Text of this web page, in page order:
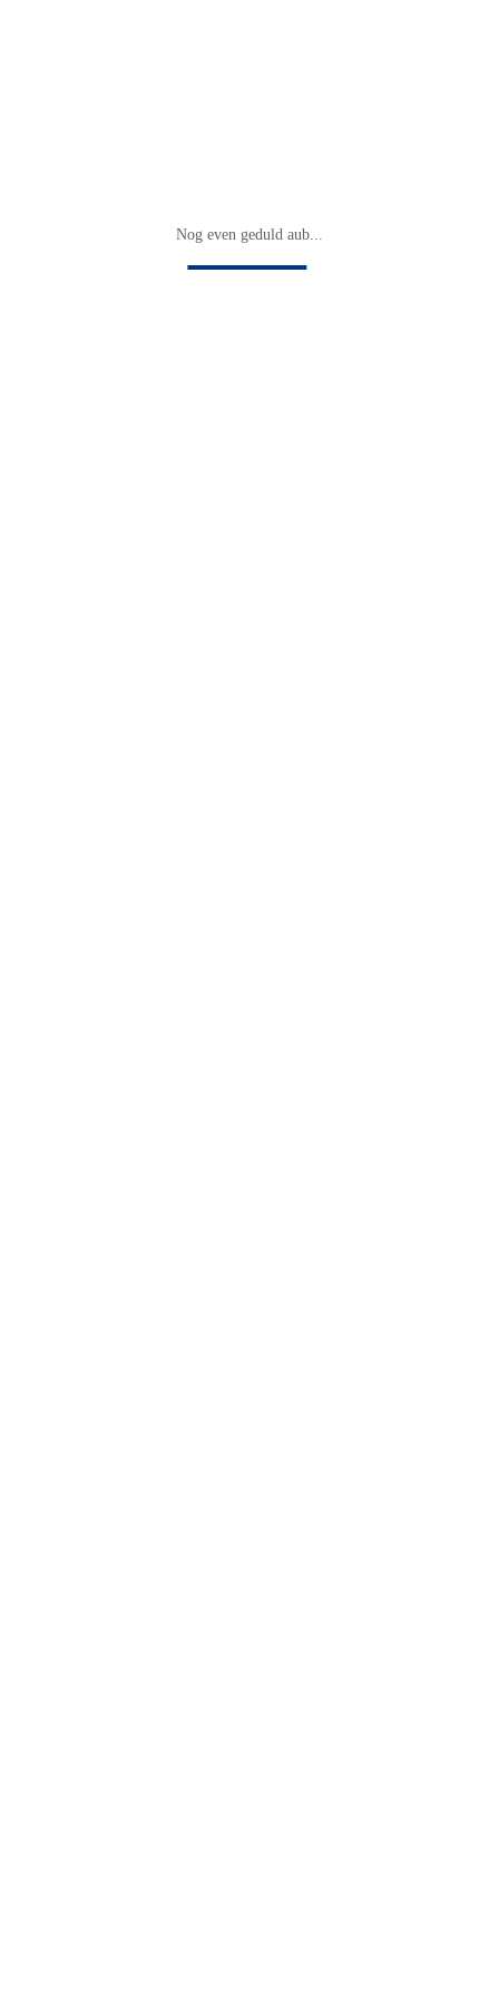
Nog even geduld aub...